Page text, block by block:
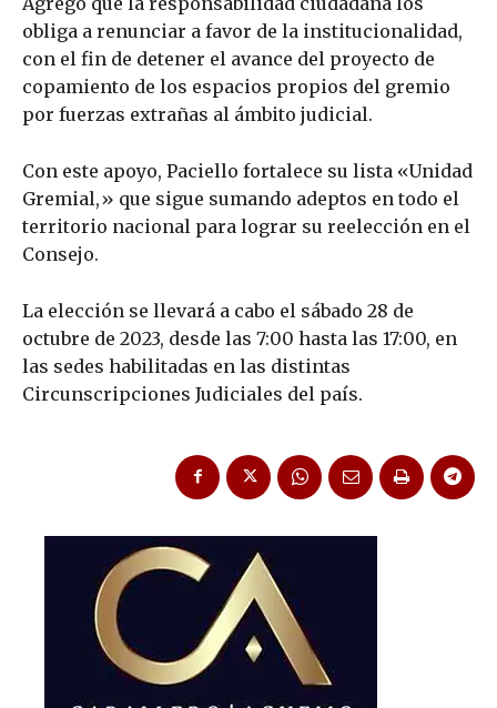
obliga a renunciar a favor de la institucionalidad,
con el fin de detener el avance del proyecto de
copamiento de los espacios propios del gremio
por fuerzas extrañas al ámbito judicial.
Con este apoyo, Paciello fortalece su lista «Unidad
Gremial,» que sigue sumando adeptos en todo el
territorio nacional para lograr su reelección en el
Consejo.
La elección se llevará a cabo el sábado 28 de
octubre de 2023, desde las 7:00 hasta las 17:00, en
las sedes habilitadas en las distintas
Circunscripciones Judiciales del país.